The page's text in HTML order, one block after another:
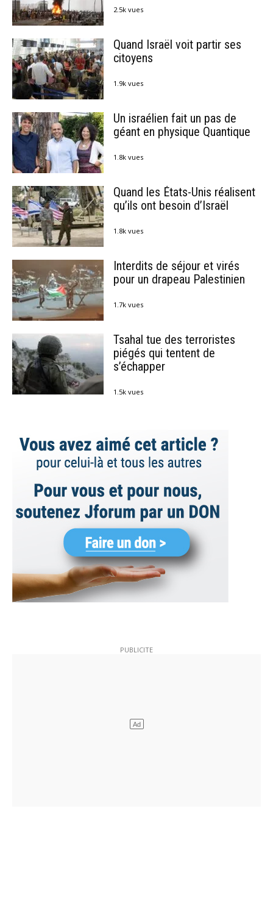
2.5k vues
Quand Israël voit partir ses
citoyens
1.9k vues
Un israélien fait un pas de
géant en physique Quantique
1.8k vues
Quand les États-Unis réalisent
qu’ils ont besoin d’Israël
1.8k vues
Interdits de séjour et virés
pour un drapeau Palestinien
1.7k vues
Tsahal tue des terroristes
piégés qui tentent de
s’échapper
1.5k vues